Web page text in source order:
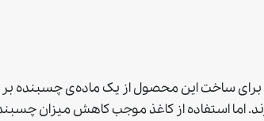
برای ساخت این محصول از یک ماده‌ی
اما استفاده از کاغذ موجب کاهش میزان